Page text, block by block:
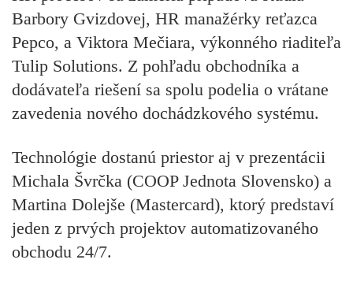
Barbory Gvizdovej, HR manažérky reťazca
Pepco, a Viktora Mečiara, výkonného riaditeľa
Tulip Solutions. Z pohľadu obchodníka a
dodávateľa riešení sa spolu podelia o vrátane
zavedenia nového dochádzkového systému.
Technológie dostanú priestor aj v prezentácii
Michala Švrčka (COOP Jednota Slovensko) a
Martina Dolejše (Mastercard), ktorý predstaví
jeden z prvých projektov automatizovaného
obchodu 24/7.